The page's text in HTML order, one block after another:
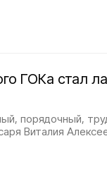
ГОКа стал
порядочный,
Виталия